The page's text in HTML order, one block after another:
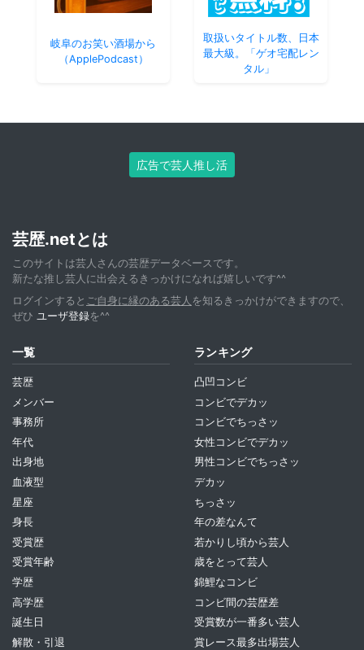
岐阜のお笑い酒場から
（ApplePodcast）
取扱いタイトル数、日本
最大級。「ゲオ宅配レン
タル」
広告で芸人推し活
芸歴.netとは
このサイトは芸人さんの芸歴データベースです。
新たな推し芸人に出会えるきっかけになれば嬉しいです^^
ログインすると ご自身に縁のある芸人 を知るきっかけができますので、
ぜひ ユーザ登録を^^
一覧
芸歴
メンバー
事務所
年代
出身地
血液型
星座
身長
受賞歴
受賞年齢
学歴
高学歴
誕生日
解散・引退
ランキング
凸凹コンビ
コンビでデカッ
コンビでちっさッ
女性コンビでデカッ
男性コンビでちっさッ
デカッ
ちっさッ
年の差なんて
若かりし頃から芸人
歳をとって芸人
錦鯉なコンビ
コンビ間の芸歴差
受賞数が一番多い芸人
賞レース最多出場芸人